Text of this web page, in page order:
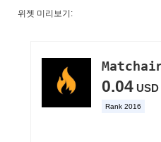
위젯 미리보기: